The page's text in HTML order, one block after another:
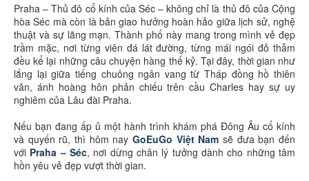
Praha – Thủ đô cổ kính của Séc – không chỉ là thủ đô của Cộng
hòa Séc mà còn là bản giao hưởng hoàn hảo giữa lịch sử, nghệ
thuật và sự lãng mạn. Thành phố này mang trong mình vẻ đẹp
trầm mặc, nơi từng viên đá lát đường, từng mái ngói đỏ thẫm
đều kể lại những câu chuyện hàng thế kỷ. Tại đây, thời gian như
lắng lại giữa tiếng chuông ngân vang từ Tháp đồng hồ thiên
văn, ánh hoàng hôn phản chiếu trên cầu Charles hay sự uy
nghiêm của Lâu đài Praha.
Nếu bạn đang ấp ủ một hành trình khám phá Đông Âu cổ kính
và quyến rũ, thì hôm nay GoEuGo Việt Nam sẽ đưa bạn đến
với Praha – Séc, nơi dừng chân lý tưởng dành cho những tâm
hồn yêu vẻ đẹp vượt thời gian.